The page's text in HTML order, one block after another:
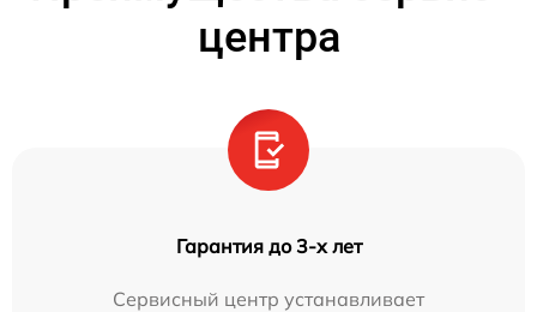
центра
Гарантия до 3-х лет
Сервисный центр устанавливает